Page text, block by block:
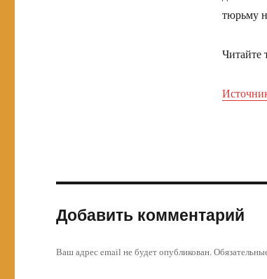
тюрьму
Читайте
Добавить комментарий
Ваш адрес email не будет опубликован.